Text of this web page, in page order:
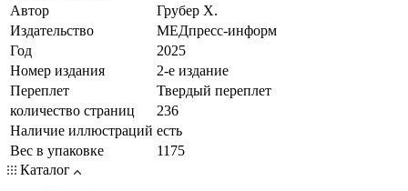
Автор
Грубер Х.
Издательство
МЕДпресс-информ
Год
2025
Номер издания
2-е издание
Переплет
Твердый переплет
количество страниц
236
Наличие иллюстраций есть
Вес в упаковке
1175
Каталог